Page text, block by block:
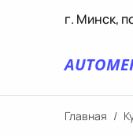
г. Минск,
Главная /